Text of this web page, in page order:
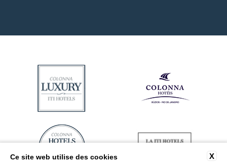
X
Ce site web utilise des cookies